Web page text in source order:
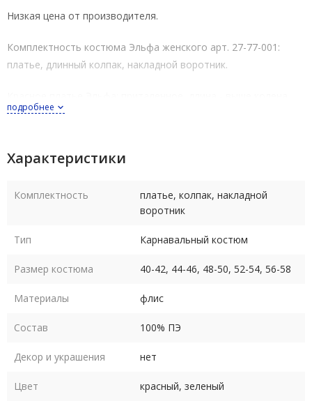
Низкая цена от производителя.
Комплектность костюма Эльфа женского арт. 27-77-001:
платье, длинный колпак, накладной воротник.
застежка-молния сзади, рукава собраны внизу на резинку.
56-58. Размеры российские.
см, т.к. флис - трикотажный материал - тянется).
Рост костюма в любом размере 164-170 см.
46
Длина платья по
93
94
подробнее
Характеристики
Комплектность
платье, колпак, накладной
воротник
Тип Карнавальный костюм
Размер костюма 40-42, 44-46, 48-50, 52-54, 56-58
Материалы флис
Состав 100% ПЭ
Декор и украшения нет
Цвет красный, зеленый